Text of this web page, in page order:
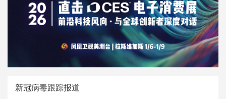
新冠病毒跟踪报道